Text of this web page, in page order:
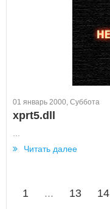
01 январь 2000, Суббота
xprt5.dll
Читать далее
1 ... 13 14